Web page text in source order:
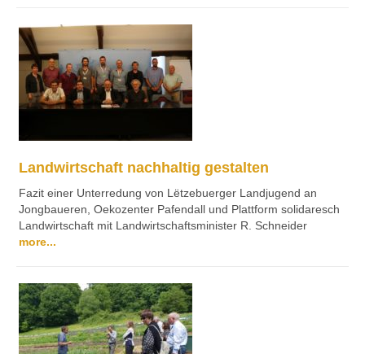
Landwirtschaft nachhaltig gestalten
Fazit einer Unterredung von Lëtzebuerger Landjugend an
Jongbaueren, Oekozenter Pafendall und Plattform solidaresch
Landwirtschaft mit Landwirtschaftsminister R. Schneider
more...